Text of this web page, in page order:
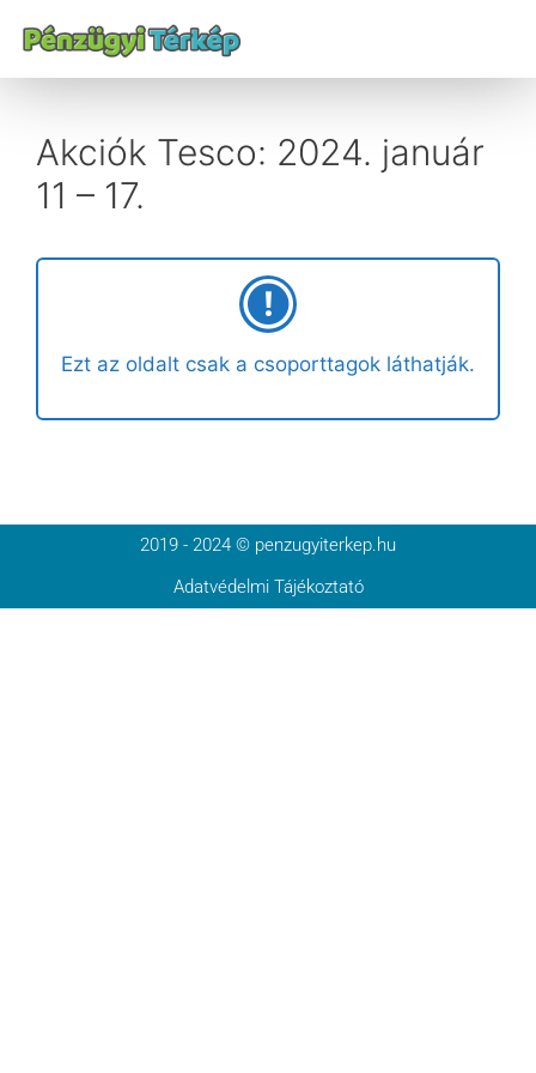
Akciók Tesco: 2024. január
11 – 17.
Ezt az oldalt csak a csoporttagok láthatják.
2019 - 2024 © penzugyiterkep.hu
Adatvédelmi Tájékoztató